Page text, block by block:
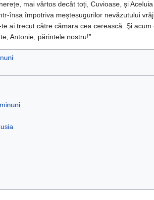
mai vârtos decât toți, Cuvioase, și
însa împotriva meșteșugurilor nevăzutului
ai trecut către cămara cea cerească. Şi
Antonie, părintele nostru!”